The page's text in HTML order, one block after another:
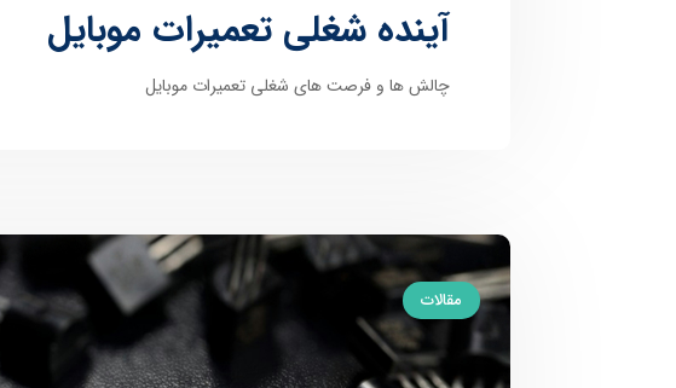
آینده شغلی تعمیرات موبایل
چالش ها و فرصت های شغلی تعمیرات موبایل
مقالات